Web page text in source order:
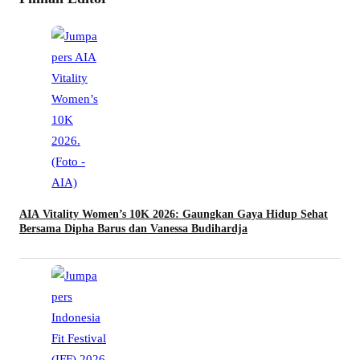
AIA Vitality Women’s 10K 2026: Gaungkan Gaya Hidup Sehat
Bersama Dipha Barus dan Vanessa Budihardja